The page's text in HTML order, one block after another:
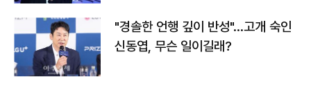
"경솔한 언행 깊이 반성"…고개 숙인
신동엽, 무슨 일이길래?